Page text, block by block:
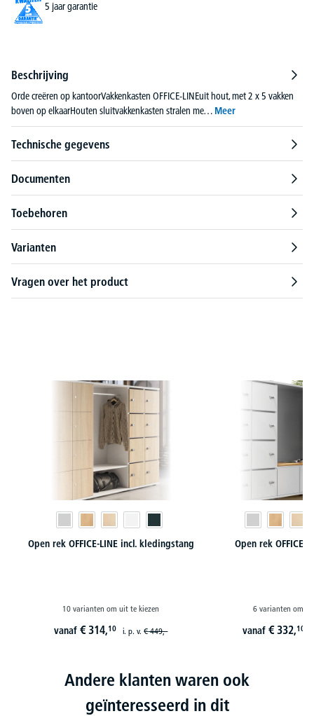
5 jaar garantie
Beschrijving
Orde creëren op kantoorVakkenkasten OFFICE-LINEuit hout, met 2 x 5 vakken
boven op elkaarHouten sluitvakkenkasten stralen me… Meer
Technische gegevens
Documenten
Toebehoren
Varianten
Vragen over het product
Open rek OFFICE-LINE incl. kledingstang
10 varianten om uit te kiezen
vanaf€ 314,10 i. p. v.€ 449,-
Open rek OFFICE-
6 varianten om
vanaf€ 332,10
Andere klanten waren ook
geïnteresseerd in dit